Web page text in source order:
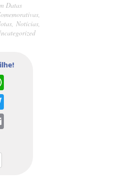
Datas
,
, Notícias,
WhatsApp
Twitter
Email